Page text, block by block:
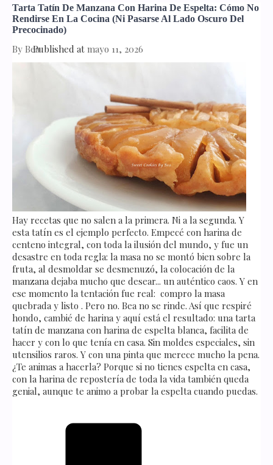
Tarta Tatín De Manzana Con Harina De Espelta: Cómo No
Rendirse En La Cocina (ni Pasarse Al Lado Oscuro Del
Precocinado)
By BeaPublished at mayo 11, 2026
Hay recetas que no salen a la primera. Ni a la segunda. Y
esta tatín es el ejemplo perfecto. Empecé con harina de
centeno integral, con toda la ilusión del mundo, y fue un
desastre en toda regla: la masa no se montó bien sobre la
fruta, al desmoldar se desmenuzó, la colocación de la
manzana dejaba mucho que desear... un auténtico caos. Y en
ese momento la tentación fue real: compro la masa
quebrada y listo . Pero no. Bea no se rinde. Así que respiré
hondo, cambié de harina y aquí está el resultado: una tarta
tatín de manzana con harina de espelta blanca, facilita de
hacer y con lo que tenía en casa. Sin moldes especiales, sin
utensilios raros. Y con una pinta que merece mucho la pena.
¿Te animas a hacerla? Porque si no tienes espelta en casa,
con la harina de repostería de toda la vida también queda
genial, aunque te animo a probar la espelta cuando puedas.